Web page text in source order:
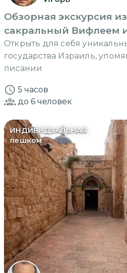
Обзорная экскурсия
сакральный Вифлеем
Открыть для себя
государства Израиль,
писании
5 часов
до 6 человек
ИНДИВИДУАЛЬНАЯ
пешком